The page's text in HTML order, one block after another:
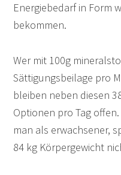
Energiebedarf in Form
bekommen.
Wer mit 100g
Sättigungsbeilage pro
bleiben neben diesen
Optionen pro Tag
man als erwachsener,
84 kg Körpergewicht